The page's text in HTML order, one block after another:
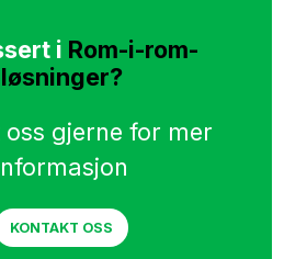
i Rom-i-rom-
løsninger?
gjerne for mer
KONTAKT OSS